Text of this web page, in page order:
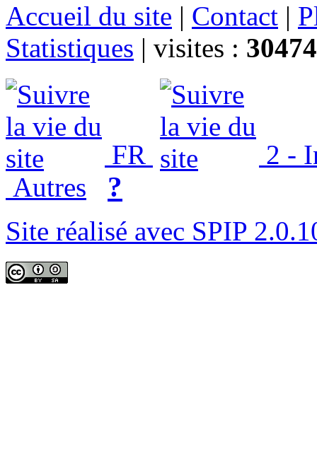
Accueil du site | Contact |
Statistiques | visites :
FR
2 -
Autres
?
Site réalisé avec SPIP